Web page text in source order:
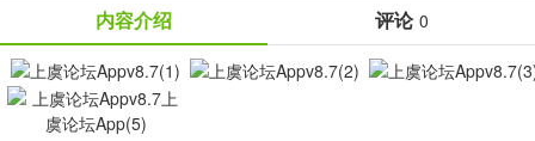
内容介绍 评论 0